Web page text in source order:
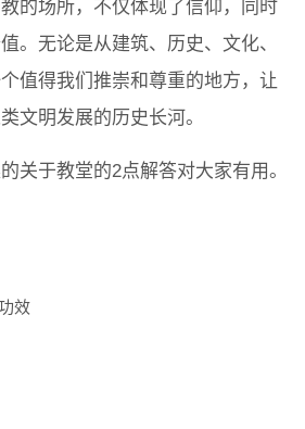
的场所，不仅体现了信仰，同时
。无论是从建筑、历史、文化、
值得我们推崇和尊重的地方，让
文明发展的历史长河。
关于教堂的2点解答对大家有用。
效